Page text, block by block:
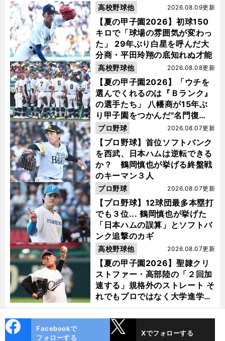
【夏の甲子園2026】初球150
キロで「球場の雰囲気が変わっ
た」 29年ぶり白星を呼んだ大
分商・平田玲翔の底知れぬ才能
2026.08.09更新
高校野球他
【夏の甲子園2026】「ウチを
選んでくれるのは『Ｂランク』
の選手たち」 八幡商が15年ぶ
り甲子園をつかんだ"名門復
活"の舞台裏
2026.08.08更新
高校野球他
【プロ野球】首位ソフトバンク
を西武、日本ハムは逆転できる
か？ 鶴岡慎也が挙げる終盤戦
のキーマン３人
2026.08.07更新
プロ野球
【プロ野球】12球団最多本塁打
でも３位... 鶴岡慎也が挙げた
「日本ハムの誤算」とソフトバ
ンク追撃のカギ
2026.08.07更新
プロ野球
【夏の甲子園2026】聖隷クリ
ストファー・高部陸の「２回加
速する」規格外のストレート そ
れでもプロではなく大学進学を
選ぶ理由
2026.08.07更新
高校野球他
ok
Facebookで
フォローする
Xでフォローする